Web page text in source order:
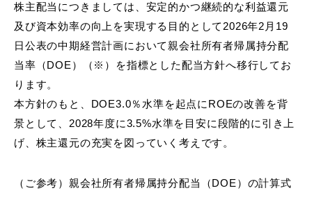
株主配当につきましては、安定的かつ継続的な利益還元
及び資本効率の向上を実現する目的として2026年2月19
日公表の中期経営計画において親会社所有者帰属持分配
当率（DOE）（※）を指標とした配当方針へ移行してお
ります。
本方針のもと、DOE3.0％水準を起点にROEの改善を背
景として、2028年度に3.5%水準を目安に段階的に引き上
げ、株主還元の充実を図っていく考えです。
（ご参考）親会社所有者帰属持分配当（DOE）の計算式